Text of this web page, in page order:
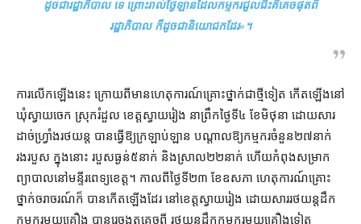
ដូចជា​រដ្ឋាភិបាល ទេ ព្រោះ​រាល់ថ្ងៃ​ឡាន​ដែល​កម្មករ​ជួល​ជិះ​គឺ​គេច​ផុត​ពី​
រដ្ឋាភិបាល ក៏ដូចជា​និយោជក​ដែរ»។
ការ​លើក​ឡើង​នេះ ក្រោយពី​មាន​ហេតុការណ៍​គ្រោះថ្នាក់​ជាថ្មី​ទៀត កើត​ឡើង​នៅ​
ឃុំ​ស្វាយចេក ស្រុក​រំដួល ខេត្តស្វាយរៀង នា​ព្រឹក​ថ្ងៃទី​៤ ខែមិថុនា ដោយសារ​
ដាច់​ហ្វ្រាំង​រថយន្ត បាន​ធ្វើ​ឱ្យ​ក្រឡាប់​ឡាន បណ្ដាល​ឱ្យ​កម្មករ​ចំនួន​២៧​នាក់
រងរបួស ក្នុង​នោះ របួសធ្ងន់​៥​នាក់ និង​ស្រាល​២២​នាក់ ហើយ​កំពុង​សម្រាក​
ព្យាបាល​នៅ​មន្ទីរពេទ្យ​ខេត្ត។ កាលពី​ថ្ងៃទី​២៣ ខែ​ឧសភា ហេតុការណ៍​គ្រោះ
ថ្នាក់​ចរាចរណ៍​ក៏ បាន​កើត​ឡើង​ដែរ នៅ​ខេត្តស្វាយរៀង ដោយសារ​រថយន្ត​ដឹក​
កម្មករ​មួយ​គ្រឿង បាន​រេ​ចង្កូត​គេច​ពី រថយន្ត​ដឹក​កម្មករ​មួយ​គ្រឿង​ទៀត